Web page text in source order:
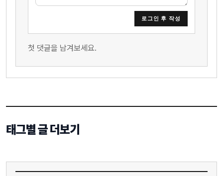
로그인 후 작성
첫 댓글을 남겨보세요.
태그별 글 더보기